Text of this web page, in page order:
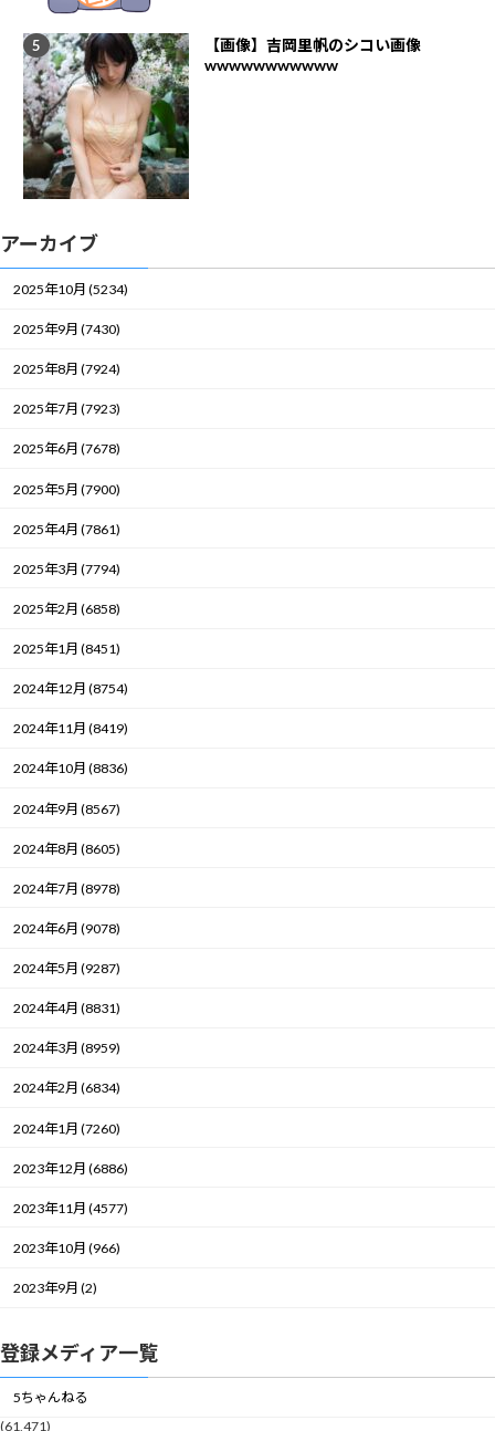
【画像】吉岡里帆のシコい画像
wwwwwwwwwww
アーカイブ
2025年10月 (5234)
2025年9月 (7430)
2025年8月 (7924)
2025年7月 (7923)
2025年6月 (7678)
2025年5月 (7900)
2025年4月 (7861)
2025年3月 (7794)
2025年2月 (6858)
2025年1月 (8451)
2024年12月 (8754)
2024年11月 (8419)
2024年10月 (8836)
2024年9月 (8567)
2024年8月 (8605)
2024年7月 (8978)
2024年6月 (9078)
2024年5月 (9287)
2024年4月 (8831)
2024年3月 (8959)
2024年2月 (6834)
2024年1月 (7260)
2023年12月 (6886)
2023年11月 (4577)
2023年10月 (966)
2023年9月 (2)
登録メディア一覧
5ちゃんねる
(61,471)